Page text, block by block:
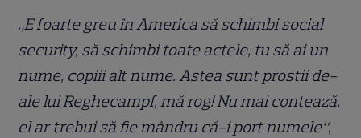
„E foarte greu în America să schimbi social
security, să schimbi toate actele, tu să ai un
nume, copiii alt nume. Astea sunt prostii de-
ale lui Reghecampf, mă rog! Nu mai contează,
el ar trebui să fie mândru că-i port numele“,